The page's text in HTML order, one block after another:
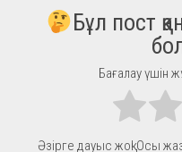
Бұл пост
Бағалау үшін
Әзірге дауыс жоқ! Осы